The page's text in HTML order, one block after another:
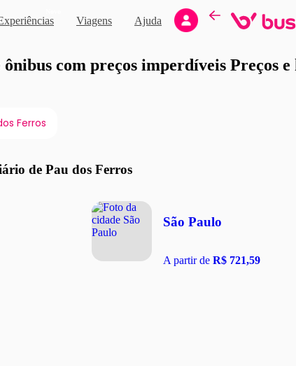
Viagens Ajuda
com preços imperdíveis Preços
Ferros
de Pau dos Ferros
São Paulo
A partir de R$ 721,59